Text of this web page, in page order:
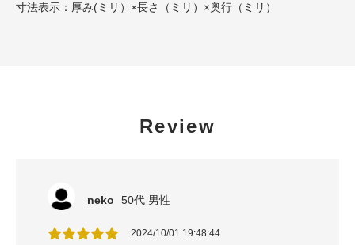
寸法表示：厚み(ミリ）×長さ（ミリ）×奥行（ミリ）
Review
neko 50代 男性
2024/10/01 19:48:44